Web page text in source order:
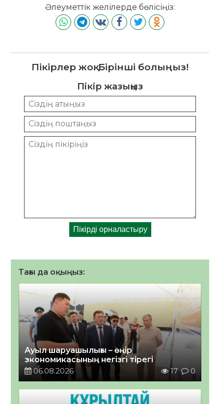
Әлеуметтік желілерде бөлісіңіз:
Пікірлер жоқ. Бірінші болыңыз!
Пікір жазыңыз
Тағы да оқыңыз:
Ауыл шаруашылығы – өңір
экономикасының негізгі тірегі
06.08.2026
17 0